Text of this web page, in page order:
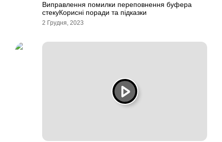
Виправлення помилки переповнення буфера
стекуКорисні поради та підказки
2 Грудня, 2023